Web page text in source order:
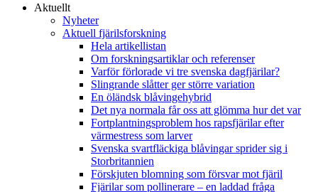
Aktuellt
Nyheter
Aktuell fjärilsforskning
Hela artikellistan
Om forskningsartiklar och referenser
Varför förlorade vi tre svenska dagfjärilar?
Slingrande slåtter ger större variation
En öländsk blåvingehybrid
Det nya normala får oss att glömma hur det var
Fortplantningsproblem hos rapsfjärilar efter
värmestress som larver
Svenska svartfläckiga blåvingar sprider sig i
Storbritannien
Förskjuten blomning som försvar mot fjäril
Fjärilar som pollinerare – en laddad fråga